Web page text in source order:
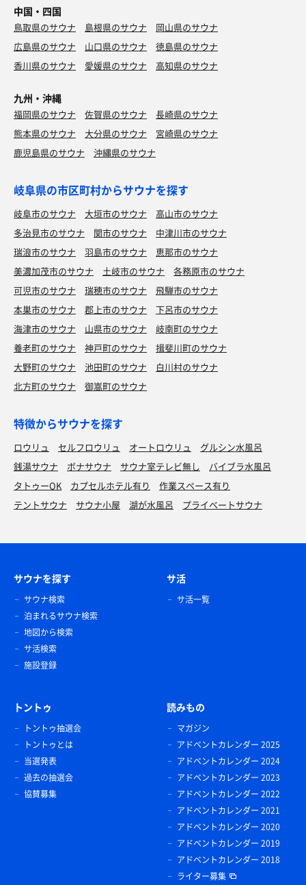
中国・四国
鳥取県のサウナ 島根県のサウナ
岡山県のサウナ
広島県のサウナ
山口県のサウナ
徳島県のサウナ
香川県のサウナ
愛媛県のサウナ 高知県のサウナ
九州・沖縄
福岡県のサウナ 佐賀県のサウナ
長崎県のサウナ
熊本県のサウナ
大分県のサウナ
宮崎県のサウナ
鹿児島県のサウナ
沖縄県のサウナ
岐阜県の市区町村からサウナを探す
岐阜市のサウナ 大垣市のサウナ
高山市のサウナ
多治見市のサウナ
関市のサウナ
中津川市のサウナ
瑞浪市のサウナ
羽島市のサウナ
恵那市のサウナ
美濃加茂市のサウナ
土岐市のサウナ
各務原市のサウナ
可児市のサウナ
瑞穂市のサウナ
飛騨市のサウナ
本巣市のサウナ
郡上市のサウナ
下呂市のサウナ
海津市のサウナ
山県市のサウナ
岐南町のサウナ
養老町のサウナ
神戸町のサウナ
揖斐川町のサウナ
大野町のサウナ
池田町のサウナ
白川村のサウナ
北方町のサウナ
御嵩町のサウナ
特徴からサウナを探す
ロウリュ セルフロウリュ オートロウリュ
グルシン水風呂
銭湯サウナ
ボナサウナ サウナ室テレビ無し
バイブラ水風呂
タトゥーOK
カプセルホテル有り
作業スペース有り
テントサウナ
サウナ小屋 湖が水風呂 プライベートサウナ
サウナを探す
サウナ検索
泊まれるサウナ検索
地図から検索
サ活検索
施設登録
サ活
サ活一覧
トントゥ
トントゥ抽選会
トントゥとは
当選発表
過去の抽選会
協賛募集
読みもの
マガジン
アドベントカレンダー 2025
アドベントカレンダー 2024
アドベントカレンダー 2023
アドベントカレンダー 2022
アドベントカレンダー 2021
アドベントカレンダー 2020
アドベントカレンダー 2019
アドベントカレンダー 2018
ライター募集